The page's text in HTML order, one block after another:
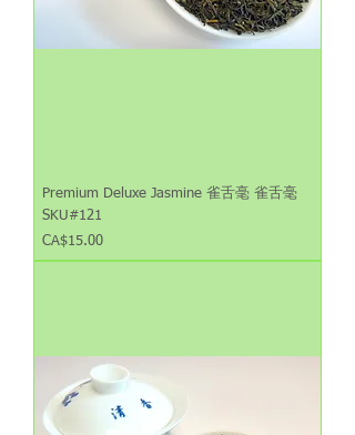
Premium Deluxe Jasmine 雀舌毫 雀舌毫
SKU#121
Price
CA$15.00